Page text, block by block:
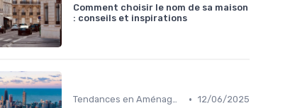
Comment choisir le nom de sa maison
: conseils et inspirations
Tendances en Aménagement Domestique • 12/06/2025